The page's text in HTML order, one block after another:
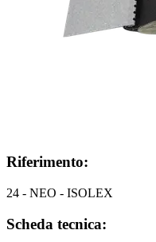
Riferimento:
24 - NEO - ISOLEX
Scheda tecnica: